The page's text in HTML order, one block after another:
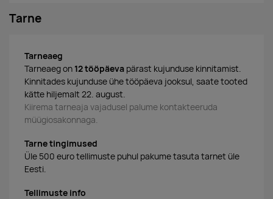
Tarne
Tarneaeg
Tarneaeg on 12 tööpäeva pärast kujunduse kinnitamist.
Kinnitades kujunduse ühe tööpäeva jooksul, saate tooted
kätte hiljemalt 22. august.
Kiirema tarneaja vajadusel palume kontakteeruda
müügiosakonnaga.
Tarne tingimused
Üle 500 euro tellimuste puhul pakume tasuta tarnet üle
Eesti.
Tellimuste info